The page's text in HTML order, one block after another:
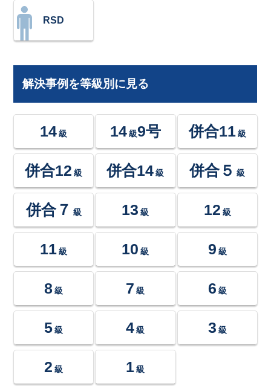
RSD
解決事例を等級別に見る
14 級 14級9号 併合11 級
併合12 級 併合14 級 併合５ 級
併合７ 級 13 級 12 級
11 級 10 級 9 級
8 級 7 級 6 級
5 級 4 級 3 級
2 級 1 級